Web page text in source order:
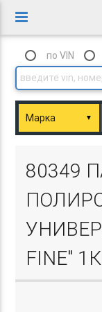
по VIN
▼
80349
FINE"